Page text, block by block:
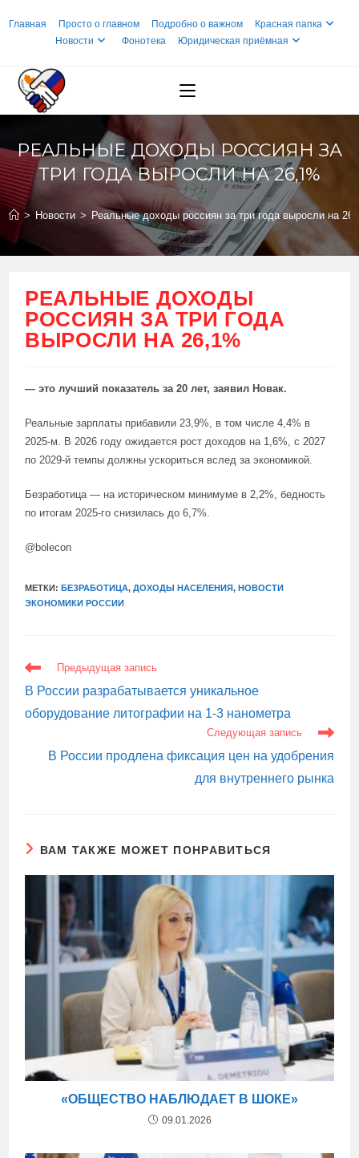
Главная Просто о главном Подробно о важном
Красная папка
Новости
Фонотека Юридическая приёмная
РЕАЛЬНЫЕ ДОХОДЫ РОССИЯН ЗА
ТРИ ГОДА ВЫРОСЛИ НА 26,1%
> Новости > Реальные доходы россиян за три года выросли на
РЕАЛЬНЫЕ ДОХОДЫ
РОССИЯН ЗА ТРИ ГОДА
ВЫРОСЛИ НА 26,1%
— это лучший показатель за 20 лет, заявил Новак.
Реальные зарплаты прибавили 23,9%, в том числе 4,4% в
2025-м. В 2026 году ожидается рост доходов на 1,6%, с 2027
по 2029-й темпы должны ускориться вслед за экономикой.
Безработица — на историческом минимуме в 2,2%, бедность
по итогам 2025-го снизилась до 6,7%.
@bolecon
МЕТКИ:БЕЗРАБОТИЦА, ДОХОДЫ НАСЕЛЕНИЯ, НОВОСТИ
ЭКОНОМИКИ РОССИИ
ЕЩЕ
СТАТЬИ
Предыдущая запись
В России разрабатывается уникальное
оборудование литографии на 1-3 нанометра
Следующая запись
В России продлена фиксация цен на удобрения
для внутреннего рынка
ВАМ ТАКЖЕ МОЖЕТ ПОНРАВИТЬСЯ
«ОБЩЕСТВО НАБЛЮДАЕТ В ШОКЕ»
09.01.2026